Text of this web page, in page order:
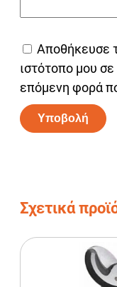
Αποθήκευσε
ιστότοπο μου
επόμενη φορά
Σχετικά